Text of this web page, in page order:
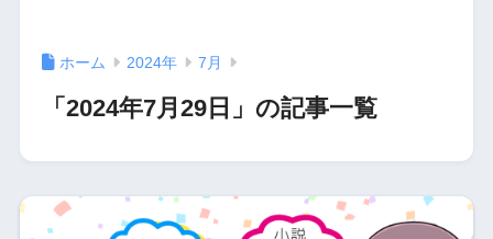
ホーム 2024年 7月
「2024年7月29日」の記事一覧